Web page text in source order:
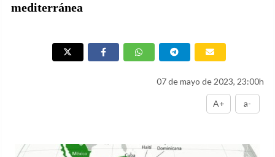
mediterránea
07 de mayo de 2023, 23:00h
A+ a-